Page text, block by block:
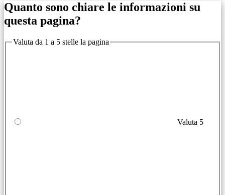
Quanto sono chiare le informazioni su
questa pagina?
Valuta da 1 a 5 stelle la pagina
Valuta 5